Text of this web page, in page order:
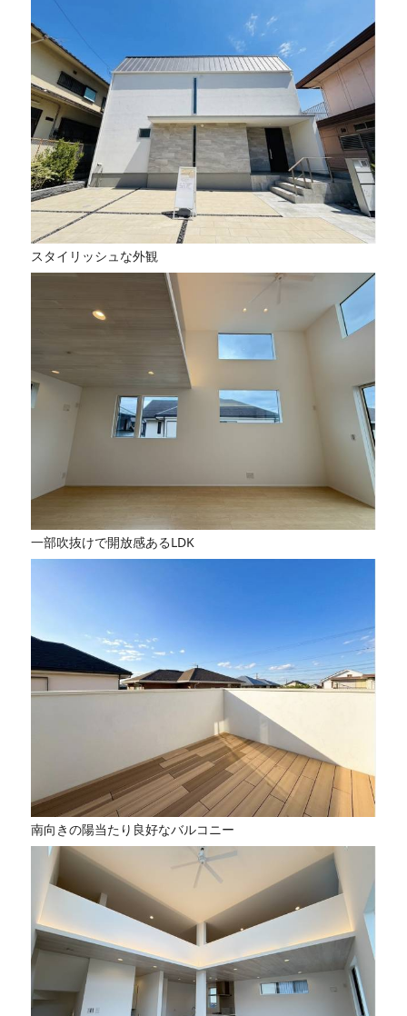
スタイリッシュな外観
一部吹抜けで開放感あるLDK
南向きの陽当たり良好なバルコニー